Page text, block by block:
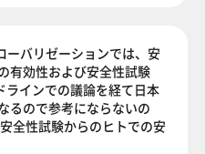
ーバリゼーションでは、安
有効性および安全性試験
ラインでの議論を経て日本
るので参考にならないの
全性試験からのヒトでの安